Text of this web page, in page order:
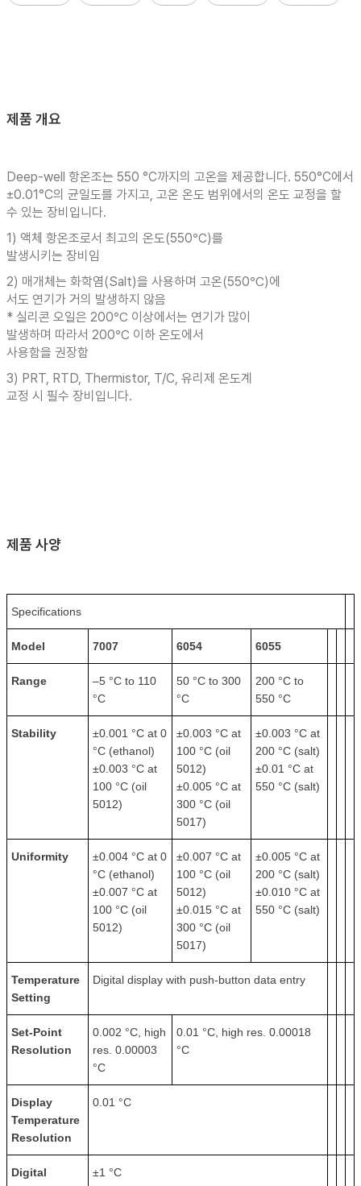
제품 개요
Deep-well 항온조는 550 °C까지의 고온을 제공합니다. 550°C에서
±0.01°C의 균일도를 가지고, 고온 온도 범위에서의 온도 교정을 할
수 있는 장비입니다.
1) 액체 항온조로서 최고의 온도(550℃)를
발생시키는 장비임
2) 매개체는 화학염(Salt)을 사용하며 고온(550℃)에
서도 연기가 거의 발생하지 않음
* 실리콘 오일은 200℃ 이상에서는 연기가 많이
발생하며 따라서 200℃ 이하 온도에서
사용함을 권장함
3) PRT, RTD, Thermistor, T/C, 유리제 온도계
교정 시 필수 장비입니다.
제품 사양
Specifications
Model 7007 6054 6055
Range
–5 °C to 110
°C
50 °C to 300
°C
200 °C to
550 °C
Stability
±0.001 °C at 0
°C (ethanol)
±0.003 °C at
100 °C (oil
5012)
±0.003 °C at
100 °C (oil
5012)
±0.005 °C at
300 °C (oil
5017)
±0.003 °C at
200 °C (salt)
±0.01 °C at
550 °C (salt)
Uniformity
±0.004 °C at 0
°C (ethanol)
±0.007 °C at
100 °C (oil
5012)
±0.007 °C at
100 °C (oil
5012)
±0.015 °C at
300 °C (oil
5017)
±0.005 °C at
200 °C (salt)
±0.010 °C at
550 °C (salt)
Temperature
Setting
Digital display with push-button data entry
Set-Point
Resolution
0.002 °C, high
res. 0.00003
°C
0.01 °C, high res. 0.00018
°C
Display
Temperature
Resolution
0.01 °C
Digital
±1 °C